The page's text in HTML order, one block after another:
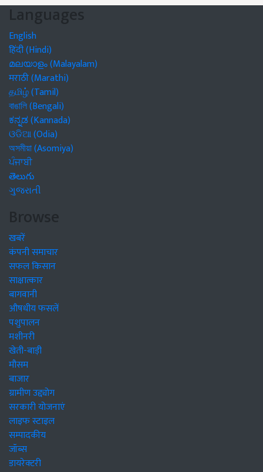
Languages
English
हिंदी (Hindi)
മലയാളം (Malayalam)
मराठी (Marathi)
தமிழ் (Tamil)
বাঙালি (Bengali)
ಕನ್ನಡ (Kannada)
ଓଡିଆ (Odia)
অসমীয়া (Asomiya)
ਪੰਜਾਬੀ
తెలుగు
ગુજરાતી
Browse
खबरें
कंपनी समाचार
सफल किसान
साक्षात्कार
बागवानी
औषधीय फसलें
पशुपालन
मशीनरी
खेती-बाड़ी
मौसम
बाजार
ग्रामीण उद्द्योग
सरकारी योजनाएं
लाइफ स्टाइल
सम्पादकीय
जॉब्स
डायरेक्टरी